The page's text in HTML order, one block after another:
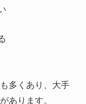
多くあり、大手
あります。